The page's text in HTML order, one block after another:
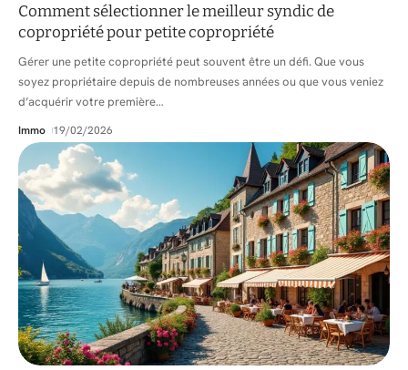
Comment sélectionner le meilleur syndic de
copropriété pour petite copropriété
Gérer une petite copropriété peut souvent être un défi. Que vous
soyez propriétaire depuis de nombreuses années ou que vous veniez
d’acquérir votre première…
Immo 19/02/2026